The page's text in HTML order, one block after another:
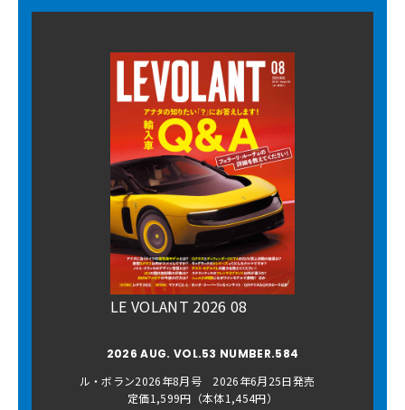
LE VOLANT 2026 08
2026 AUG. VOL.53 NUMBER.584
ル・ボラン2026年8月号 2026年6月25日発売
定価1,599円（本体1,454円）